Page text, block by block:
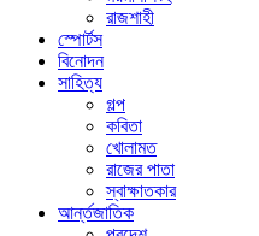
রাজশাহী
স্পোর্টস
বিনোদন
সাহিত্য
গল্প
কবিতা
খোলামত
রাজের পাতা
স্বাক্ষাতকার
আর্ন্তজাতিক